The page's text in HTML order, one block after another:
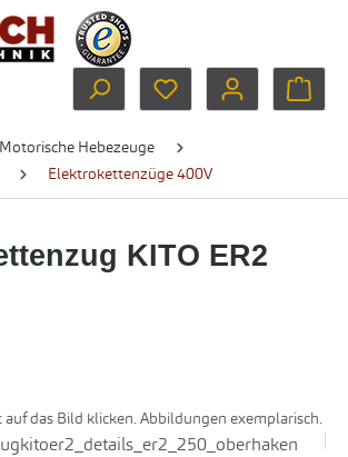
Du hast 0 Produkte
Motorische Hebezeuge
Elektrokettenzüge 400V
KITO ER2
auf das Bild klicken. Abbildungen exemplarisch.